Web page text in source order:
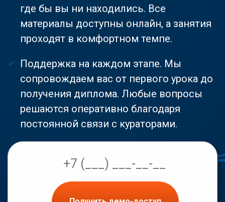
где бы вы ни находились. Все
материалы доступны онлайн, а занятия
проходят в комфортном темпе.
Поддержка на каждом этапе. Мы
сопровождаем вас от первого урока до
получения диплома. Любые вопросы
решаются оперативно благодаря
постоянной связи с кураторами.